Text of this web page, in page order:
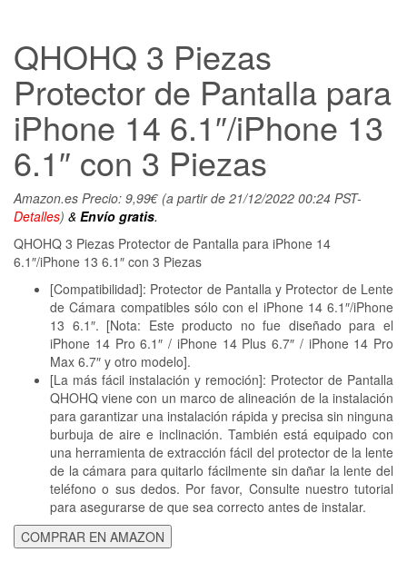
QHOHQ 3 Piezas
Protector de Pantalla para
iPhone 14 6.1″/iPhone 13
6.1″ con 3 Piezas
Amazon.es Precio: 9,99€ (a partir de 21/12/2022 00:24 PST-
Detalles) & Envío gratis.
QHOHQ 3 Piezas Protector de Pantalla para iPhone 14
6.1″/iPhone 13 6.1″ con 3 Piezas
[Compatibilidad]: Protector de Pantalla y Protector de Lente
de Cámara compatibles sólo con el iPhone 14 6.1″/iPhone
13 6.1″. [Nota: Este producto no fue diseñado para el
iPhone 14 Pro 6.1″ / iPhone 14 Plus 6.7″ / iPhone 14 Pro
Max 6.7″ y otro modelo].
[La más fácil instalación y remoción]: Protector de Pantalla
QHOHQ viene con un marco de alineación de la instalación
para garantizar una instalación rápida y precisa sin ninguna
burbuja de aire e inclinación. También está equipado con
una herramienta de extracción fácil del protector de la lente
de la cámara para quitarlo fácilmente sin dañar la lente del
teléfono o sus dedos. Por favor, Consulte nuestro tutorial
para asegurarse de que sea correcto antes de instalar.
COMPRAR EN AMAZON